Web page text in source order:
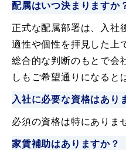
配属はいつ決まりますか
正式な配属部署は、入社
適性や個性を拝見した上
総合的な判断のもとで会
しもご希望通りになると
入社に必要な資格はあり
必須の資格は特にありま
家賃補助はありますか？